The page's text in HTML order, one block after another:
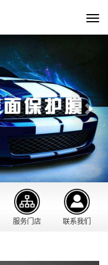
切
换
服务门店 联系我们